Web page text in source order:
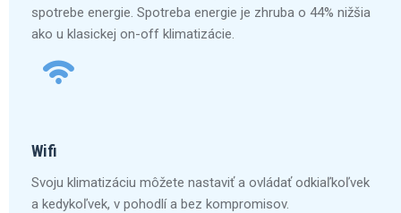
spotrebe energie. Spotreba energie je zhruba o 44% nižšia
ako u klasickej on-off klimatizácie.
Wifi
Svoju klimatizáciu môžete nastaviť a ovládať odkiaľkoľvek
a kedykoľvek, v pohodlí a bez kompromisov.